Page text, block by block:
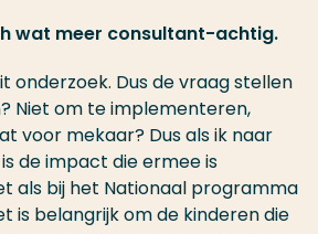
wat meer consultant-achtig.
onderzoek. Dus de vraag stellen
Niet om te implementeren,
voor mekaar? Dus als ik naar
de impact die ermee is
als bij het Nationaal programma
is belangrijk om de kinderen die